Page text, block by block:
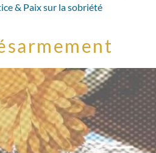
& Paix sur la sobriété